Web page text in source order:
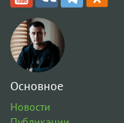
Основное
Новости